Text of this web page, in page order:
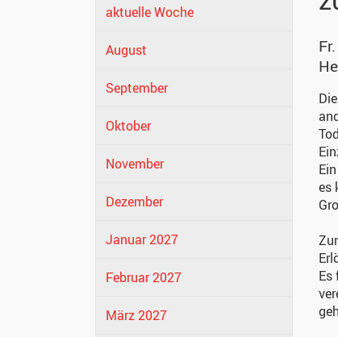
aktuelle Woche
August
September
Oktober
November
Dezember
Januar 2027
Februar 2027
März 2027
es
Es